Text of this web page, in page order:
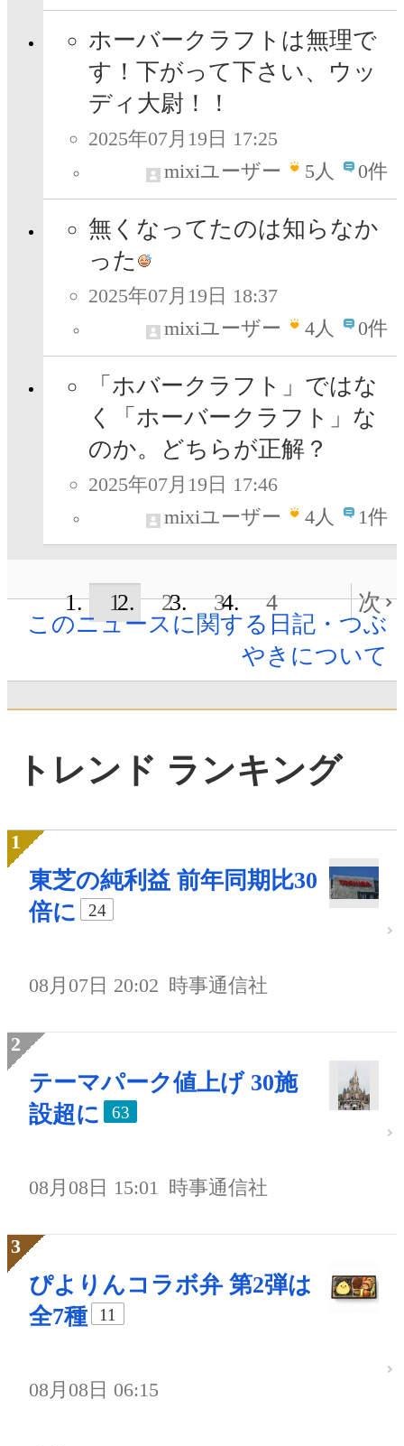
ホーバークラフトは無理で
す！下がって下さい、ウッ
ディ大尉！！
2025年07月19日 17:25
mixiユーザー
5人 0件
無くなってたのは知らなか
った
2025年07月19日 18:37
mixiユーザー
4人 0件
「ホバークラフト」ではな
く「ホーバークラフト」な
のか。どちらが正解？
2025年07月19日 17:46
mixiユーザー
4人 1件
1 2 3 4
次
このニュースに関する日記・つぶ
やきについて
トレンド ランキング
東芝の純利益 前年同期比30
倍に
24
08月07日 20:02 時事通信社
テーマパーク値上げ 30施
設超に
63
08月08日 15:01 時事通信社
ぴよりんコラボ弁 第2弾は
全7種
11
08月08日 06:15